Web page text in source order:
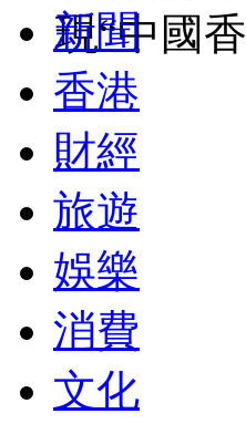
現“中國香
新聞
香港
財經
旅遊
娛樂
消費
文化